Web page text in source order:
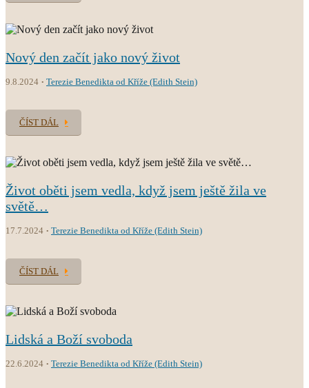
Nový den začít jako nový život
9.8.2024 Terezie Benedikta od Kříže (Edith Stein)
ČÍST DÁL
Život oběti jsem vedla, když jsem ještě žila ve
světě…
17.7.2024 Terezie Benedikta od Kříže (Edith Stein)
ČÍST DÁL
Lidská a Boží svoboda
22.6.2024 Terezie Benedikta od Kříže (Edith Stein)